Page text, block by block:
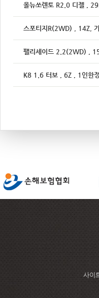
올뉴쏘렌토 R2.0 디젤 ,
스포티지R(2WD) , 14Z,
팰리세이드 2.2(2WD) ,
K8 1.6 터보 , 6Z , 1인한
사이